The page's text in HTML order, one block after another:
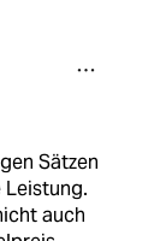
Sätzen
Leistung.
auch